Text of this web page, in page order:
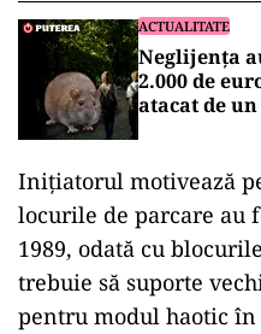
ACTUALITATE
Neglijența
2.000 de
atacat de
Inițiatorul motivează
locurile de parcare au
1989, odată cu
trebuie să suporte
pentru modul haotic în